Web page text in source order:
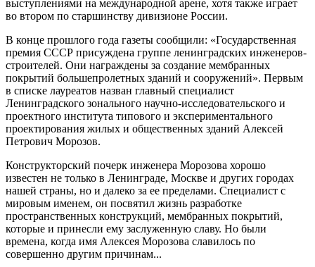
выступлениями на международной арене, хотя также играет
во втором по старшинству дивизионе России.
В конце прошлого года газеты сообщили: «Государственная
премия СССР присуждена группе ленинградских инженеров-
строителей. Они награждены за создание мембранных
покрытий большепролетных зданий и сооружений». Первым
в списке лауреатов назван главный специалист
Ленинградского зонального научно-исследовательского и
проектного института типового и экспериментального
проектирования жилых и общественных зданий Алексей
Петрович Морозов.
Конструкторский почерк инженера Морозова хорошо
известен не только в Ленинграде, Москве и других городах
нашей страны, но и далеко за ее пределами. Специалист с
мировым именем, он посвятил жизнь разработке
пространственных конструкций, мембранных покрытий,
которые и принесли ему заслуженную славу. Но были
времена, когда имя Алексея Морозова славилось по
совершенно другим причинам...